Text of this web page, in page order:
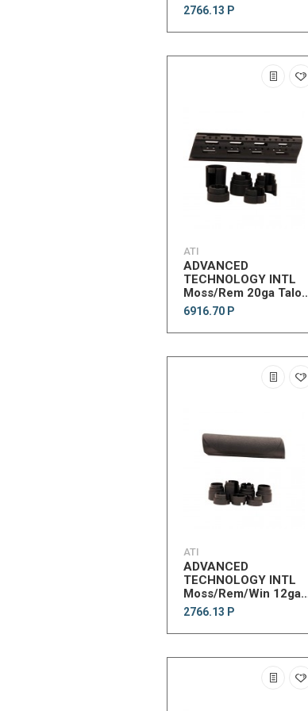
Forend Woodland
Brown
2766.13 Р
ATI
ADVANCED
TECHNOLOGY INTL
Moss/Rem 20ga Talon
Al Forend
6916.70 Р
ATI
ADVANCED
TECHNOLOGY INTL
Moss/Rem/Win 12ga
Akita Shotgun Forend
2766.13 Р